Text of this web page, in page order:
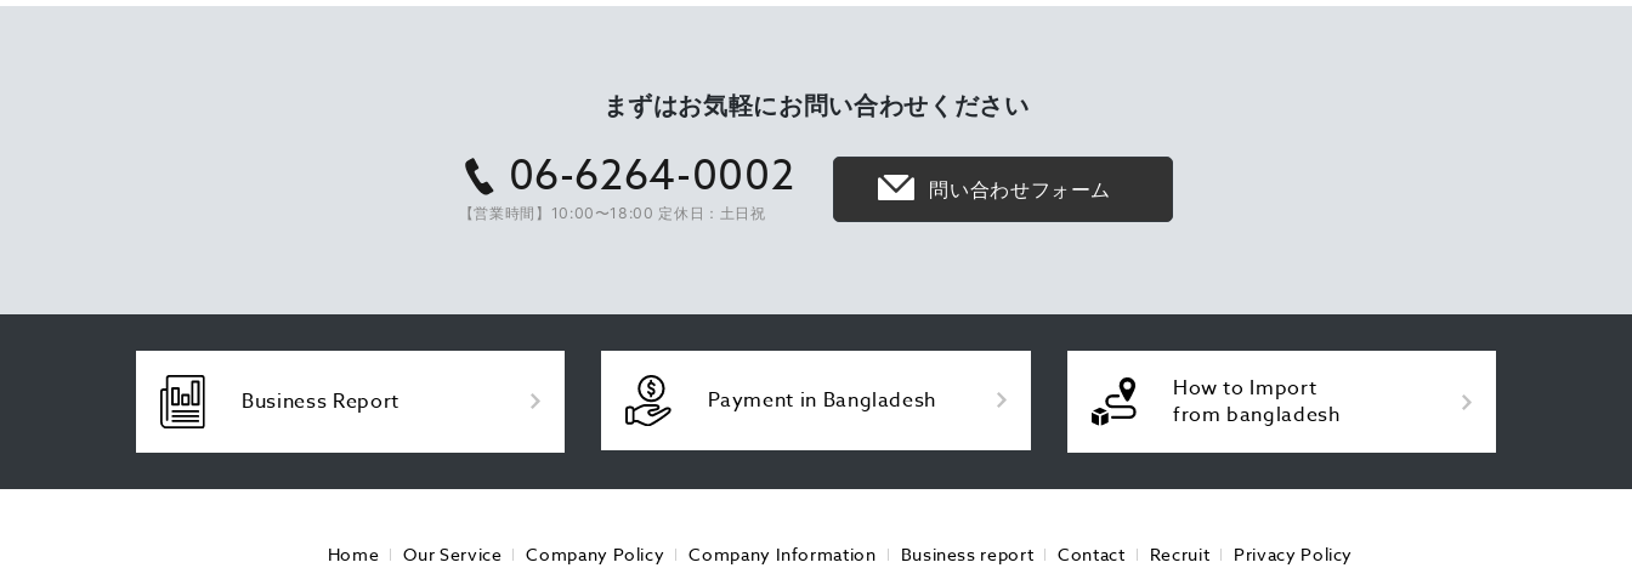
まずはお気軽にお問い合わせください
06-6264-0002
【営業時間】10:00〜18:00 定休日：土日祝
問い合わせフォーム
Business Report Payment in Bangladesh
How to Import
from bangladesh
Home Our Service Company Policy Company Information Business report Contact Recruit Privacy Policy